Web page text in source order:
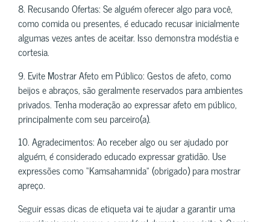
8. Recusando Ofertas: Se alguém oferecer algo para você,
como comida ou presentes, é educado recusar inicialmente
algumas vezes antes de aceitar. Isso demonstra modéstia e
cortesia.
9. Evite Mostrar Afeto em Público: Gestos de afeto, como
beijos e abraços, são geralmente reservados para ambientes
privados. Tenha moderação ao expressar afeto em público,
principalmente com seu parceiro(a).
10. Agradecimentos: Ao receber algo ou ser ajudado por
alguém, é considerado educado expressar gratidão. Use
expressões como “Kamsahamnida” (obrigado) para mostrar
apreço.
Seguir essas dicas de etiqueta vai te ajudar a garantir uma